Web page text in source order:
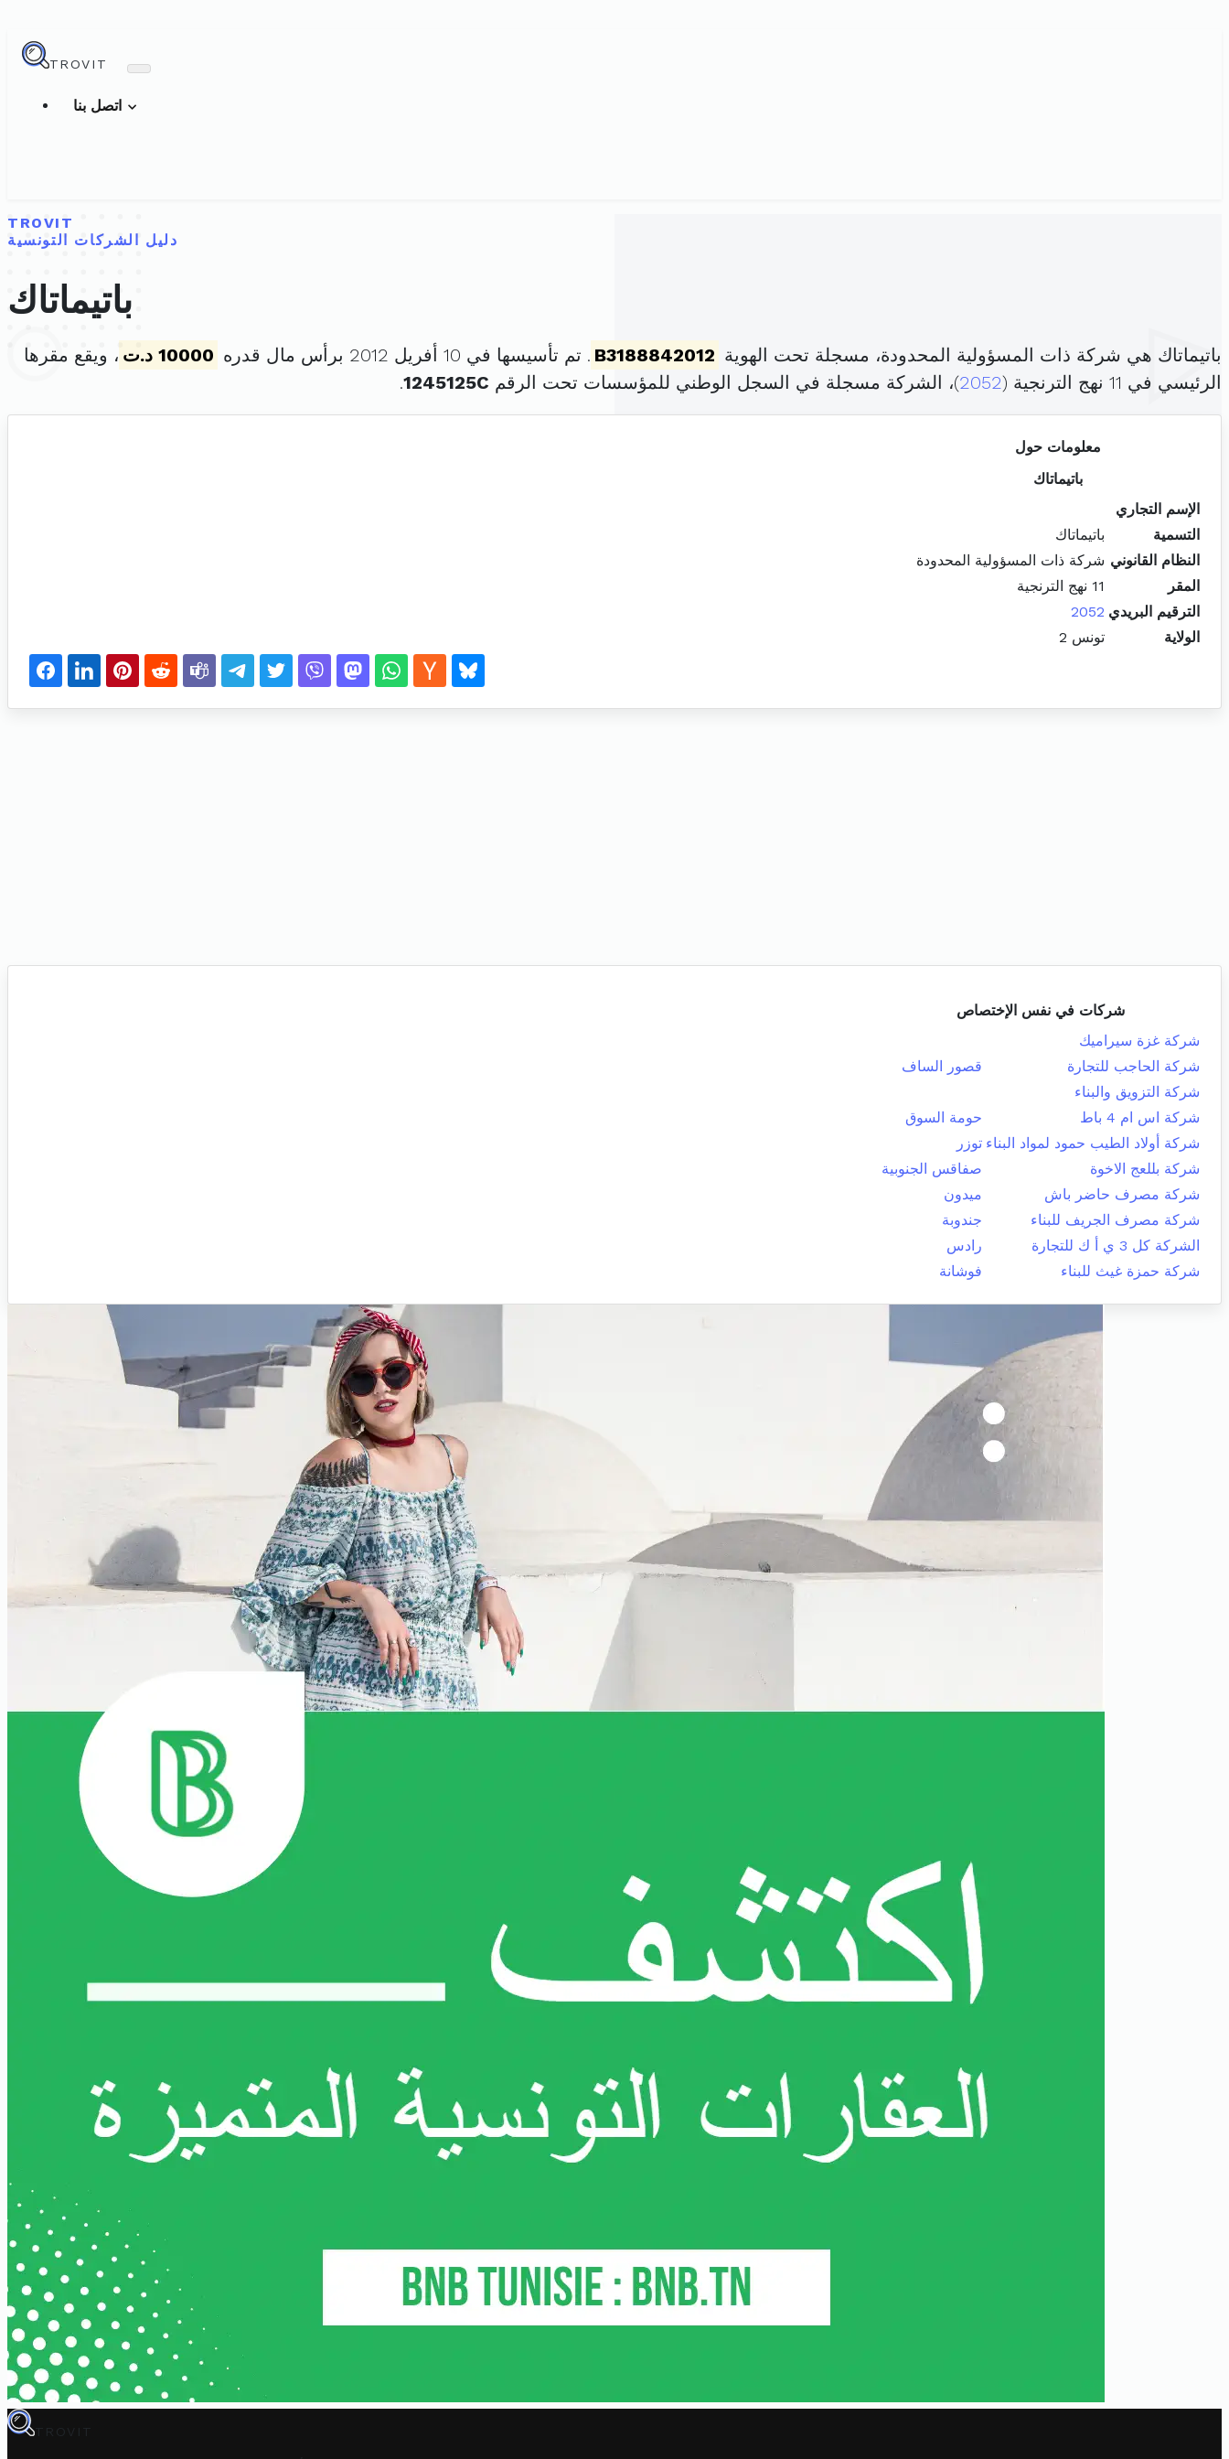
TROVIT
TROVIT
دليل الشركات التونسية
باتيماتاك
باتيماتاك هي شركة ذات المسؤولية المحدودة، مسجلة تحت الهوية B3188842012 . تم تأسيسها في 10 أفريل 2012 برأس مال قدره 10000 د.ت
، ويقع مقرها
الرئيسي في 11 نهج الترنجية (
2052)، الشركة مسجلة في السجل الوطني للمؤسسات تحت الرقم 1245125C
.
معلومات حول
باتيماتاك
الإسم التجاري
التسمية
باتيماتاك
النظام القانوني شركة ذات المسؤولية المحدودة
المقر
11 نهج الترنجية
الترقيم البريدي 2052
الولاية
تونس 2
شركات في نفس الإختصاص
شركة غزة سيراميك
شركة الحاجب للتجارة
قصور الساف
شركة التزويق والبناء
شركة اس ام 4 باط
حومة السوق
شركة أولاد الطيب حمود لمواد البناء توزر
شركة بللعج الاخوة
صفاقس الجنوبية
شركة مصرف حاضر باش
ميدون
شركة مصرف الجريف للبناء
جندوبة
الشركة كل 3 ي أ ك للتجارة
رادس
شركة حمزة غيث للبناء
فوشانة
TROVIT